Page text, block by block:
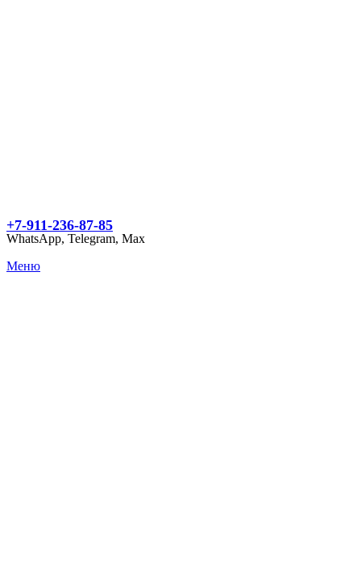
+7-911-236-87-85
WhatsApp, Telegram, Max
Меню